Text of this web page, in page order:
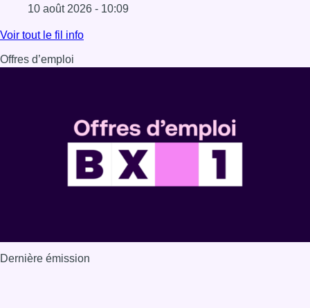
10 août 2026 - 10:09
Lire l'article Eclipse du 12 août : les gestionnaires de
Voir tout le fil info
Offres d’emploi
Dernière émission